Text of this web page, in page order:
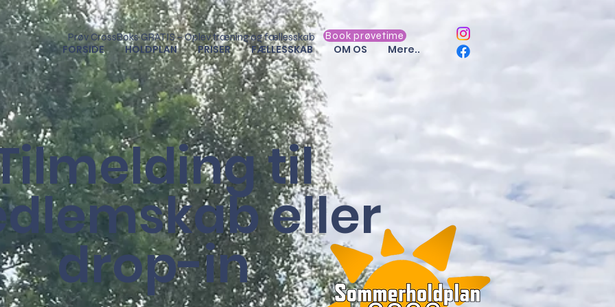
FORSIDE HOLDPLAN PRISER FÆLLESSKAB OM OS Mere..
Prøv CrossBoks GRATIS – Oplev træning og fællesskab Book prøvetime
til
eller
drop-in